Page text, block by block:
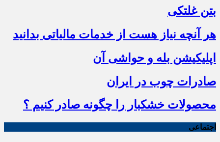
بتن غلتکی
هر آنچه نیاز هست از خدمات مالیاتی بدانید
اپلیکیشن بله و حواشی آن
صادرات چوب در ایران
محصولات خشکبار را چگونه صادر کنیم ؟
اجتماعی